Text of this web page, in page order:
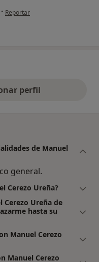
• en opinión del usuario paciente
Reportar
perfil
de Manuel
general.
Cerezo Ureña?
Cerezo Ureña de
hasta su
Manuel Cerezo
Manuel Cerezo